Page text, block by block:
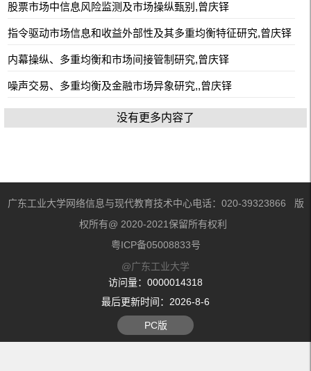
股票市场中信息风险监测及市场操纵甄别,曾庆铎
指令驱动市场信息和收益外部性及其多重均衡特征研究,曾庆铎
内幕操纵、多重均衡和市场间接管制研究,曾庆铎
噪声交易、多重均衡及金融市场异象研究,,曾庆铎
没有更多内容了
广东工业大学网络信息与现代教育技术中心电话：020-39323866 版
权所有@ 2020-2021保留所有权利
粤ICP备05008833号
@广东工业大学
访问量： 0000014318
最后更新时间： 2026-8-6
PC版